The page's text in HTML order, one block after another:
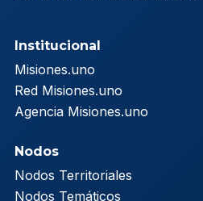
Institucional
Misiones.uno
Red Misiones.uno
Agencia Misiones.uno
Nodos
Nodos Territoriales
Nodos Temáticos